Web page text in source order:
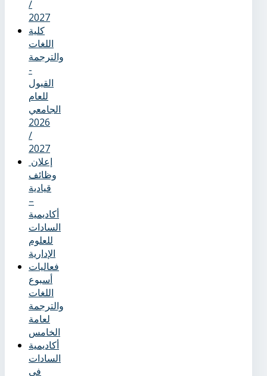
/
2027
كلية
اللغات
والترجمة
-
القبول
للعام
الجامعي
2026
/
2027
وظائف
قيادية
–
أكاديمية
السادات
للعلوم
الإدارية
فعاليات
أسبوع
اللغات
والترجمة
لعامة
الخامس
أكاديمية
السادات
في